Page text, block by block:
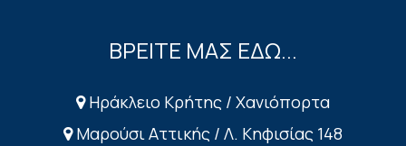
ΒΡΕΙΤΕ ΜΑΣ ΕΔΩ...
Ηράκλειο Κρήτης / Χανιόπορτα
Μαρούσι Αττικής / Λ. Κηφισίας 148